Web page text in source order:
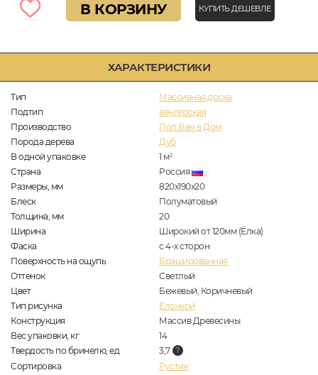
ХАРАКТЕРИСТИКИ
Тип
Массивная доска
Подтип
венгерская
Производство
Пол Вам в Дом
Порода дерева
Дуб
В одной упаковке
1 м2
Страна
Россия
Размеры, мм
820x190x20
Блеск
Полуматовый
Толщина, мм
20
Ширина
Широкий от 120мм (Ёлка)
Фаска
с 4-х сторон
Поверхность на ощупь
Брашированная
Оттенок
Светлый
Цвет
Бежевый, Коричневый
Тип рисунка
Елочкой
Конструкция
Массив Древесины
Вес упаковки, кг
14
Твердость по бринелю, ед
3,7
Сортировка
Рустик
В КОРЗИНУ КУПИТЬ ДЕШЕВЛЕ